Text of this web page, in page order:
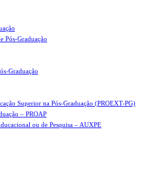
Pós-Graduação
Graduação
Superior na Pós-Graduação (PROEXT-PG)
– PROAP
ou de Pesquisa – AUXPE